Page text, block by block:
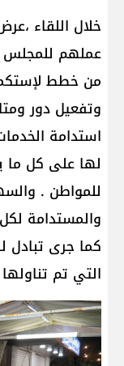
خلال اللقاء
عملهم للمجلس
من خطط
وتفعيل دور
استدامة
لها على كل ما
للمواطن .
والمستدامة
كما جرى تبادل
التي تم